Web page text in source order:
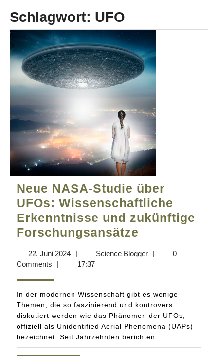
Schlagwort: UFO
Neue NASA-Studie über
UFOs: Wissenschaftliche
Erkenntnisse und zukünftige
Forschungsansätze
Studie
UFOs:
und
zukünftige
22. Juni 202422.
Juni
| Science BloggerScience
|
0
Comments
| 17:37
In der modernen Wissenschaft gibt es wenige
Themen, die so faszinierend und kontrovers
diskutiert werden wie das Phänomen der UFOs,
offiziell als Unidentified Aerial Phenomena (UAPs)
bezeichnet. Seit Jahrzehnten berichten